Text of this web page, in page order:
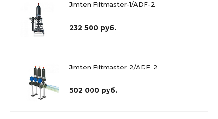
Jimten Filtmaster-1/ADF-2
232 500 руб.
Jimten Filtmaster-2/ADF-2
502 000 руб.